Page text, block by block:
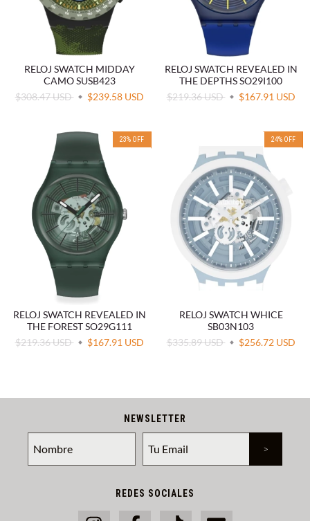
RELOJ SWATCH MIDDAY
CAMO SUSB423
$308.47 USD
$239.58 USD
RELOJ SWATCH REVEALED IN
THE DEPTHS SO29I100
$219.36 USD
$167.91 USD
23% OFF
RELOJ SWATCH REVEALED IN
THE FOREST SO29G111
$219.36 USD
$167.91 USD
24% OFF
RELOJ SWATCH WHICE
SB03N103
$335.89 USD
$256.72 USD
NEWSLETTER
REDES SOCIALES